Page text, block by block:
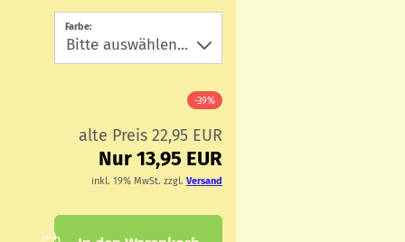
Farbe:
-39%
alte Preis 22,95 EUR
Nur 13,95 EUR
inkl. 19% MwSt. zzgl. Versand